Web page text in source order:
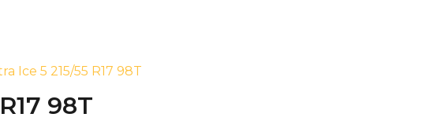
Ice 5 215/55 R17 98T
98T